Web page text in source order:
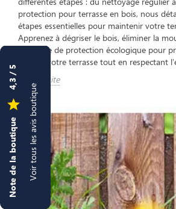
Note de la boutique

4,3 / 5
Voir tous les avis boutique
protection pour terrasse en bois, nous
étapes essentielles pour maintenir votre
Apprenez à dégriser le bois, éliminer la
une huile de protection écologique pour
bois de votre terrasse tout en respectant
Lire la suite